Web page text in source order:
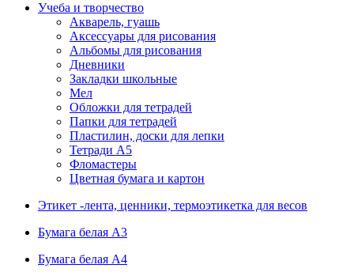
Учеба и творчество
Акварель, гуашь
Аксессуары для рисования
Альбомы для рисования
Дневники
Закладки школьные
Мел
Обложки для тетрадей
Папки для тетрадей
Пластилин, доски для лепки
Тетради А5
Фломастеры
Цветная бумага и картон
Этикет -лента, ценники, термоэтикетка для весов
Бумага белая А3
Бумага белая А4